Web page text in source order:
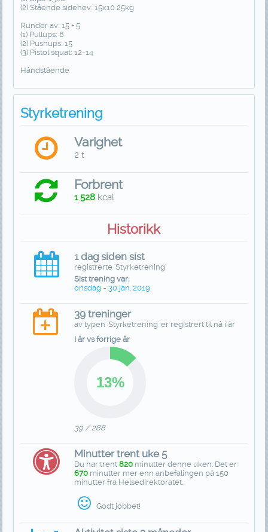
(2) Stående sidehev: 15x10 25kg
Runder av: 15 + 5
(1) Pullups: 8
(2) Pushups: 15
(3) Pistol squat: 12-14
Håndstående
Styrketrening
Varighet
2 t
Forbrent
1 528 kcal
Historikk
1 dag siden sist
registrerte 'Styrketrening'
Sist trening var:
onsdag - 30 jan. 2019
39 treninger
av typen 'Styrketrening' er registrert til nå i år
I år vs forrige år
39 / 288
Minutter trent uke 5
Du har trent820 minutter denne uken. Det er
670 minutter mer enn anbefalingen på 150
minutter fra Helsedirektoratet.
Godt jobbet!